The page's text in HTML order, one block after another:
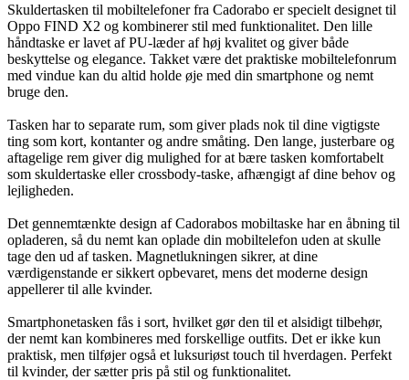
Skuldertasken til mobiltelefoner fra Cadorabo er specielt designet til
Oppo FIND X2 og kombinerer stil med funktionalitet. Den lille
håndtaske er lavet af PU-læder af høj kvalitet og giver både
beskyttelse og elegance. Takket være det praktiske mobiltelefonrum
med vindue kan du altid holde øje med din smartphone og nemt
bruge den.
Tasken har to separate rum, som giver plads nok til dine vigtigste
ting som kort, kontanter og andre småting. Den lange, justerbare og
aftagelige rem giver dig mulighed for at bære tasken komfortabelt
som skuldertaske eller crossbody-taske, afhængigt af dine behov og
lejligheden.
Det gennemtænkte design af Cadorabos mobiltaske har en åbning til
opladeren, så du nemt kan oplade din mobiltelefon uden at skulle
tage den ud af tasken. Magnetlukningen sikrer, at dine
værdigenstande er sikkert opbevaret, mens det moderne design
appellerer til alle kvinder.
Smartphonetasken fås i sort, hvilket gør den til et alsidigt tilbehør,
der nemt kan kombineres med forskellige outfits. Det er ikke kun
praktisk, men tilføjer også et luksuriøst touch til hverdagen. Perfekt
til kvinder, der sætter pris på stil og funktionalitet.